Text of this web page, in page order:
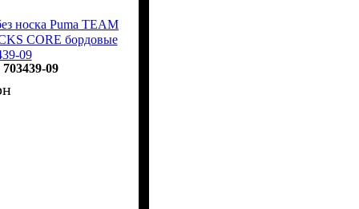
носка Puma TEAM
CORE бордовые
09
703439-09